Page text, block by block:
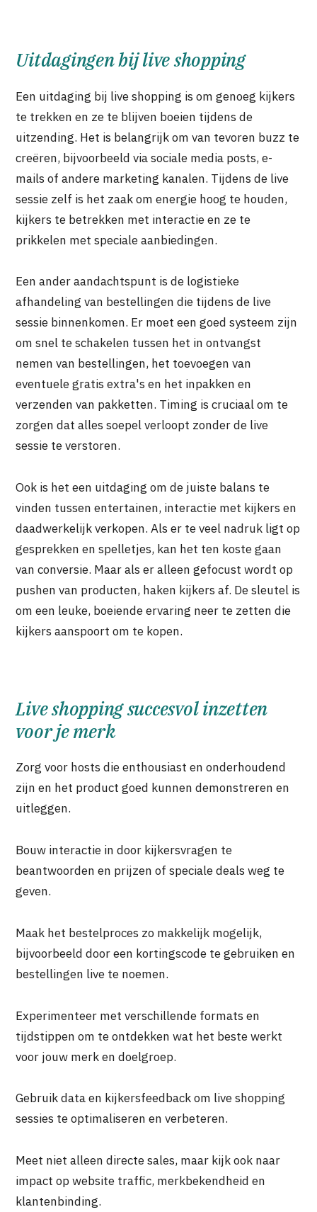
Uitdagingen bij live shopping
Een uitdaging bij live shopping is om genoeg kijkers
te trekken en ze te blijven boeien tijdens de
uitzending. Het is belangrijk om van tevoren buzz te
creëren, bijvoorbeeld via sociale media posts, e-
mails of andere marketing kanalen. Tijdens de live
sessie zelf is het zaak om energie hoog te houden,
kijkers te betrekken met interactie en ze te
prikkelen met speciale aanbiedingen.
Een ander aandachtspunt is de logistieke
afhandeling van bestellingen die tijdens de live
sessie binnenkomen. Er moet een goed systeem zijn
om snel te schakelen tussen het in ontvangst
nemen van bestellingen, het toevoegen van
eventuele gratis extra's en het inpakken en
verzenden van pakketten. Timing is cruciaal om te
zorgen dat alles soepel verloopt zonder de live
sessie te verstoren.
Ook is het een uitdaging om de juiste balans te
vinden tussen entertainen, interactie met kijkers en
daadwerkelijk verkopen. Als er te veel nadruk ligt op
gesprekken en spelletjes, kan het ten koste gaan
van conversie. Maar als er alleen gefocust wordt op
pushen van producten, haken kijkers af. De sleutel is
om een leuke, boeiende ervaring neer te zetten die
kijkers aanspoort om te kopen.
Live shopping succesvol inzetten
voor je merk
Zorg voor hosts die enthousiast en onderhoudend
zijn en het product goed kunnen demonstreren en
uitleggen.
Bouw interactie in door kijkersvragen te
beantwoorden en prijzen of speciale deals weg te
geven.
Maak het bestelproces zo makkelijk mogelijk,
bijvoorbeeld door een kortingscode te gebruiken en
bestellingen live te noemen.
Experimenteer met verschillende formats en
tijdstippen om te ontdekken wat het beste werkt
voor jouw merk en doelgroep.
Gebruik data en kijkersfeedback om live shopping
sessies te optimaliseren en verbeteren.
Meet niet alleen directe sales, maar kijk ook naar
impact op website traffic, merkbekendheid en
klantenbinding.